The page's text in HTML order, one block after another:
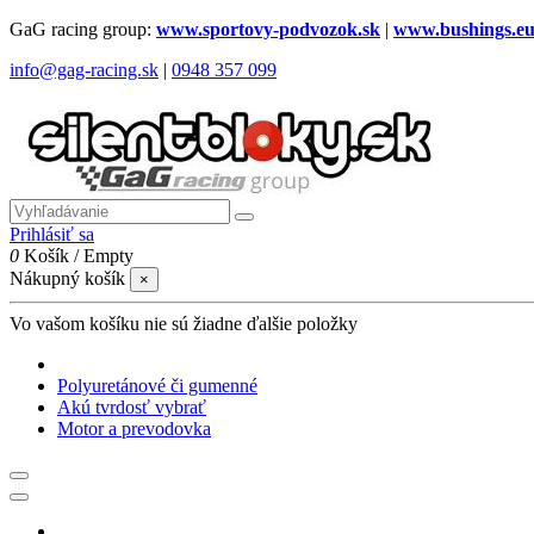
GaG racing group: www.sportovy-podvozok.sk | www.bushings.eu
info@gag-racing.sk | 0948 357 099
Prihlásiť sa
0 Košík /Empty
Nákupný košík
×
Vo vašom košíku nie sú žiadne ďalšie položky
Polyuretánové či gumenné
Akú tvrdosť vybrať
Motor a prevodovka